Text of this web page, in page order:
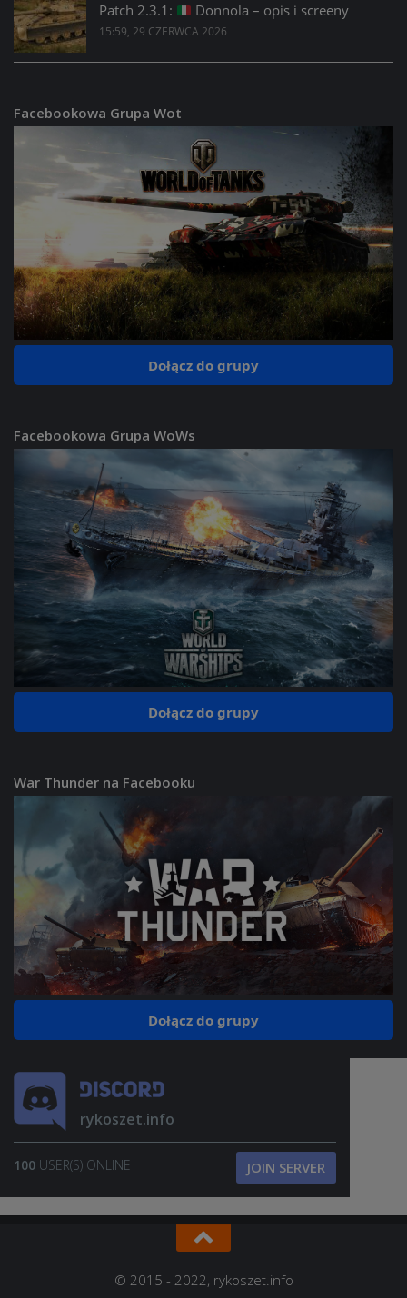
Patch 2.3.1: Donnola – opis i screeny
15:59, 29 CZERWCA 2026
Facebookowa Grupa Wot
Dołącz do grupy
Facebookowa Grupa WoWs
Dołącz do grupy
War Thunder na Facebooku
Dołącz do grupy
rykoszet.info
100 USER(S) ONLINE JOIN SERVER
© 2015 - 2022, rykoszet.info